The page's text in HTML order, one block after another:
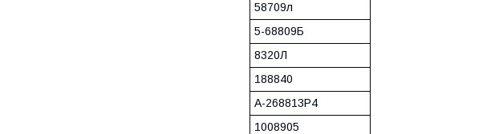
58709л
5-68809Б
8320Л
188840
А-268813Р4
1008905